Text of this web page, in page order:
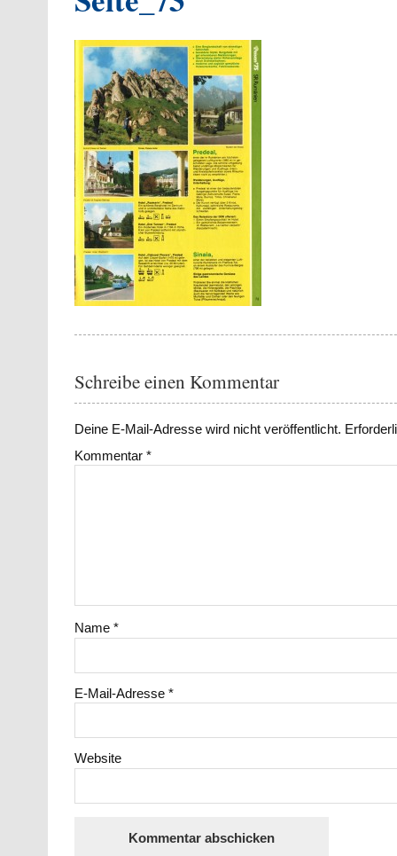
Schreibe einen Kommentar
Deine E-Mail-Adresse wird nicht veröffentlicht.
Kommentar*
Name*
E-Mail-Adresse*
Website